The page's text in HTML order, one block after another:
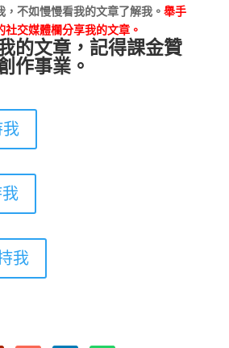
，不如慢慢看我的文章了解我。 舉手
社交媒體欄分享我的文章。
的文章，記得課金贊
作事業。
我